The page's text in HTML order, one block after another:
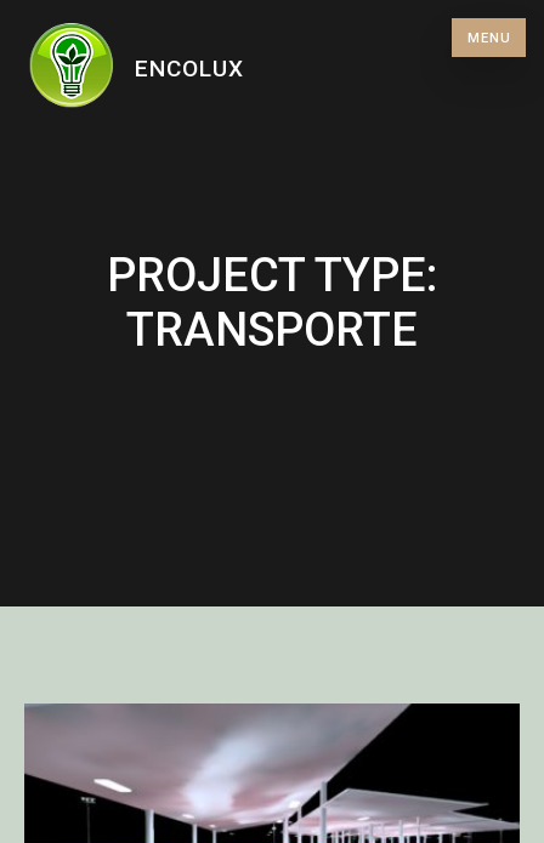
content
ENCOLUX
MENU
PROJECT TYPE:
TRANSPORTE